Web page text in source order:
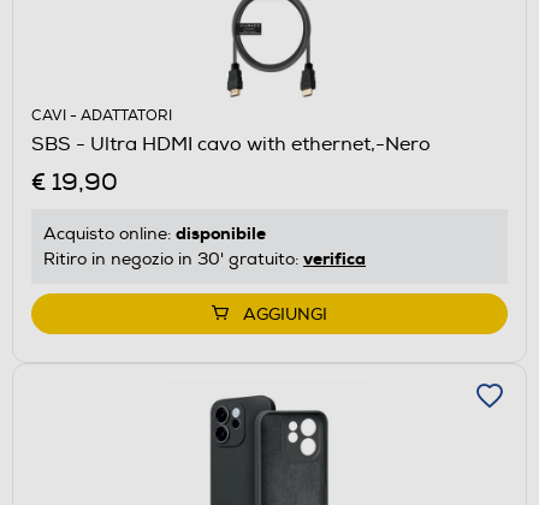
CAVI - ADATTATORI
SBS - Ultra HDMI cavo with ethernet,-Nero
€ 19,90
Acquisto online: disponibile
Ritiro in negozio in 30' gratuito: verifica
AGGIUNGI